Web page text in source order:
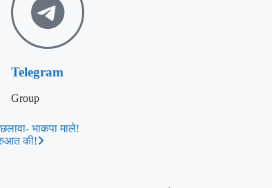
Telegram
Group
भाकपा माले!
की!